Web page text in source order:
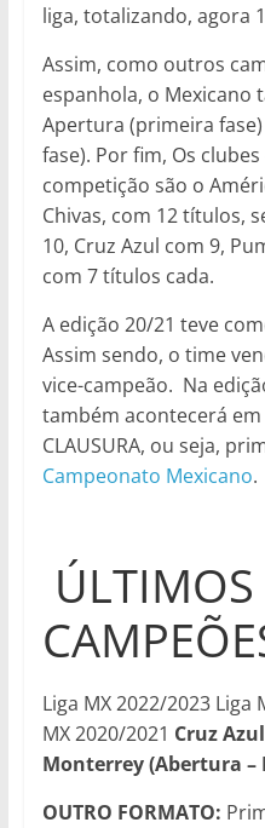
liga, totalizando, agora
Assim, como outros
espanhola, o Mexicano
Apertura (primeira
fase). Por fim, Os
competição são o
Chivas, com 12 títulos,
10, Cruz Azul com 9,
com 7 títulos cada.
A edição 20/21 teve
Assim sendo, o time
vice-campeão. Na
também acontecerá em
CLAUSURA, ou seja,
Campeonato Mexicano.
ÚLTIMOS
Liga MX 2022/2023 Liga
MX 2020/2021 Cruz Azul
Monterrey (Abertura –
OUTRO FORMATO: